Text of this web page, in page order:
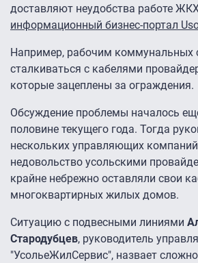
доставляют неудобства работе
информационный бизнес-портал
Например, рабочим коммунальных
сталкиваться с кабелями
которые зацеплены за ограждения.
Обсуждение проблемы началось
половине текущего года. Тогда
нескольких управляющих
недовольство усольскими
крайне небрежно оставляли свои
многоквартирных жилых домов.
Ситуацию с подвесными линиями
Стародубцев, руководитель
"УсольеЖилСервис", назвает